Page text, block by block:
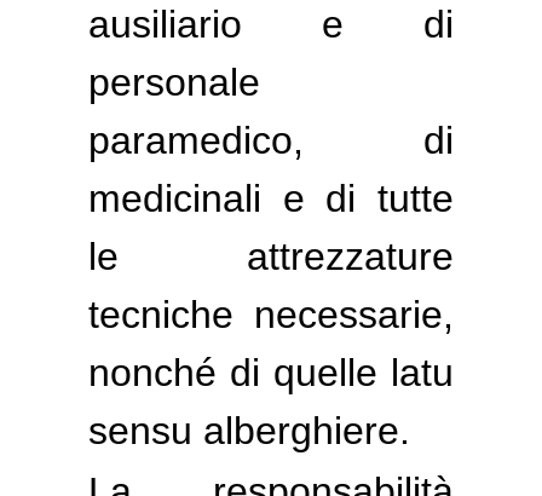
ausiliario e di
personale
paramedico, di
medicinali e di tutte
le attrezzature
tecniche necessarie,
nonché di quelle latu
sensu alberghiere.